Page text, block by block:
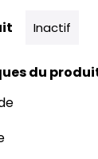
Inactif
du